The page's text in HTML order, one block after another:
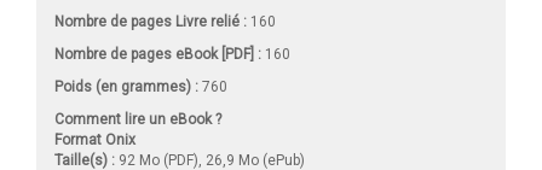
Nombre de pages Livre relié : 160
Nombre de pages eBook [PDF] : 160
Poids (en grammes) : 760
Comment lire un eBook ?
Format Onix
Taille(s) : 92 Mo (PDF), 26,9 Mo (ePub)